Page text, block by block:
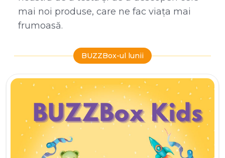
mai noi produse, care ne fac viața mai
frumoasă.
BUZZBox-ul lunii